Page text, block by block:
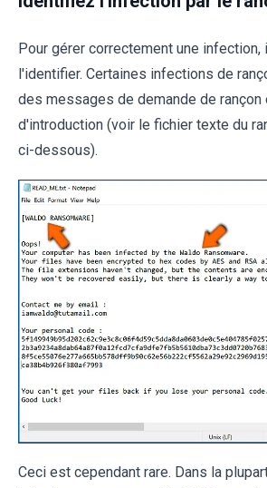
Pour gérer correctement une infection,
l'identifier. Certaines infections de
des messages de demande de rançon
d'introduction (voir le fichier texte du
ci-dessous).
Ceci est cependant rare. Dans la